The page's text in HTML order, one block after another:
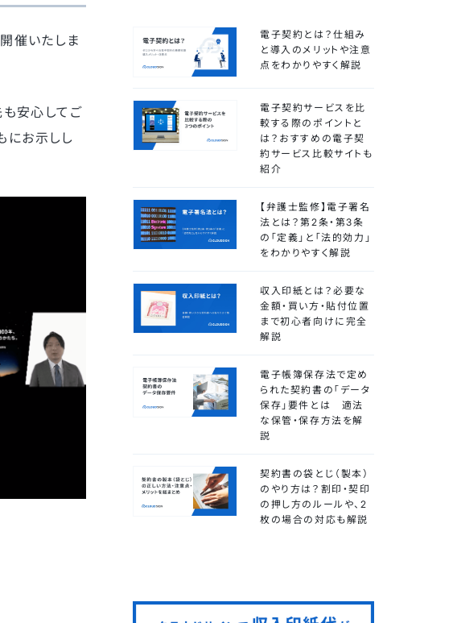
催いたしま
も安心してご
にお示しし
電子契約とは？仕組み
と導入のメリットや注意
点をわかりやすく解説
電子契約サービスを比
較する際のポイントと
は？おすすめの電子契
約サービス比較サイトも
紹介
【弁護士監修】電子署名
法とは？第2条・第3条
の「定義」と「法的効力」
をわかりやすく解説
収入印紙とは？必要な
金額・買い方・貼付位置
まで初心者向けに完全
解説
電子帳簿保存法で定め
られた契約書の「データ
保存」要件とは 適法
な保管・保存方法を解
説
契約書の袋とじ（製本）
のやり方は？割印・契印
の押し方のルールや、2
枚の場合の対応も解説